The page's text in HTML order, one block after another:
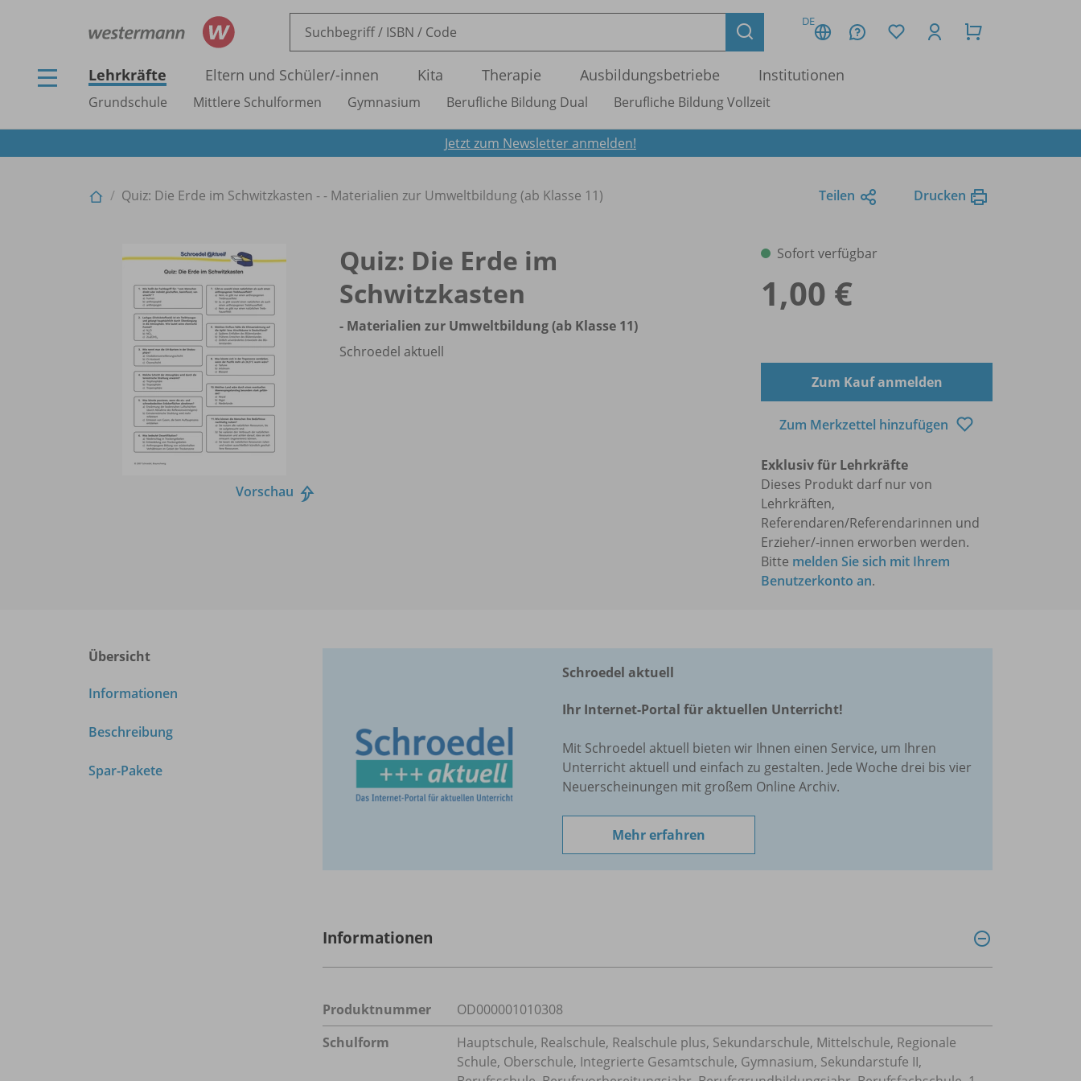
DE
Lehrkräfte Eltern und Schüler/-innen Kita Therapie Ausbildungsbetriebe Institutionen
Grundschule Mittlere Schulformen Gymnasium Berufliche Bildung Dual Berufliche Bildung Vollzeit
Jetzt zum Newsletter anmelden!
Quiz: Die Erde im Schwitzkasten - - Materialien zur Umweltbildung (ab Klasse 11) Teilen Drucken
Vorschau
Quiz: Die Erde im
Schwitzkasten
- Materialien zur Umweltbildung (ab Klasse 11)
Schroedel aktuell
Sofort verfügbar
1,00 €
Zum Kauf anmelden
Zum Merkzettel hinzufügen
Exklusiv für Lehrkräfte
Dieses Produkt darf nur von
Lehrkräften,
Referendaren/Referendarinnen und
Erzieher/-innen erworben werden.
Bitte melden Sie sich mit Ihrem
Benutzerkonto an.
Übersicht
Informationen
Beschreibung
Spar-Pakete
Schroedel aktuell
Ihr Internet-Portal für aktuellen Unterricht!
Mit Schroedel aktuell bieten wir Ihnen einen Service, um Ihren
Unterricht aktuell und einfach zu gestalten. Jede Woche drei bis vier
Neuerscheinungen mit großem Online Archiv.
Mehr erfahren
Informationen
Produktnummer
OD000001010308
Schulform
Hauptschule, Realschule, Realschule plus, Sekundarschule, Mittelschule, Regionale
Schule, Oberschule, Integrierte Gesamtschule, Gymnasium, Sekundarstufe II,